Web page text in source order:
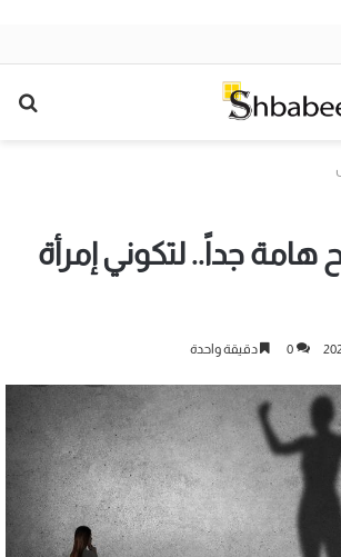
جداً.. لتكوني إمرأة
0 دقيقة واحدة